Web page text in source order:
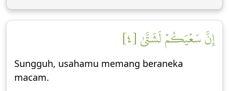
إِنَّ سَعۡيَكُمۡ لَشَتَّىٰ [٤]
Sungguh, usahamu memang beraneka
macam.